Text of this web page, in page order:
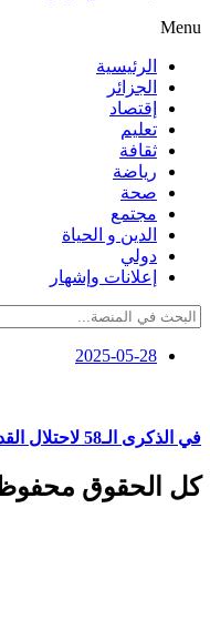
Menu
الرئيسية
الجزائر
إقتصاد
تعليم
ثقافة
رياضة
صحة
مجتمع
الدين و الحياة
دولي
إعلانات وإشهار
2025-05-28
في الذكرى الـ58 لاحتلال القدس…نتانياهو يستفز المسلمين من تحت المسجد الأقصى
كل الحقوق محفوظة